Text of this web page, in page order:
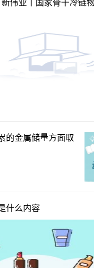
伟业丨国家骨干冷链
的金属储量方面取
什么内容